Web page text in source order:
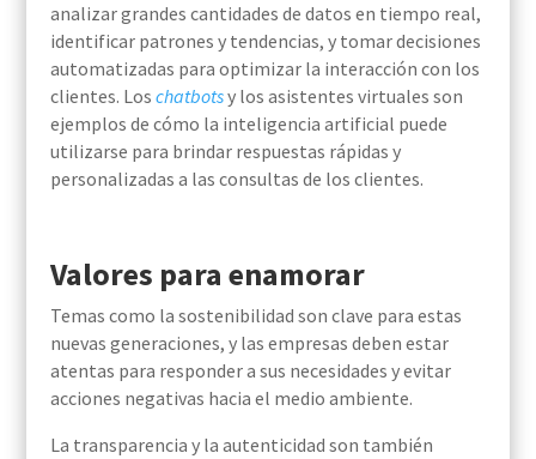
analizar grandes cantidades de datos en tiempo real,
identificar patrones y tendencias, y tomar decisiones
automatizadas para optimizar la interacción con los
clientes. Los chatbotsy los asistentes virtuales son
ejemplos de cómo la inteligencia artificial puede
utilizarse para brindar respuestas rápidas y
personalizadas a las consultas de los clientes.
Valores para enamorar
Temas como la sostenibilidad son clave para estas
nuevas generaciones, y las empresas deben estar
atentas para responder a sus necesidades y evitar
acciones negativas hacia el medio ambiente.
La transparencia y la autenticidad son también